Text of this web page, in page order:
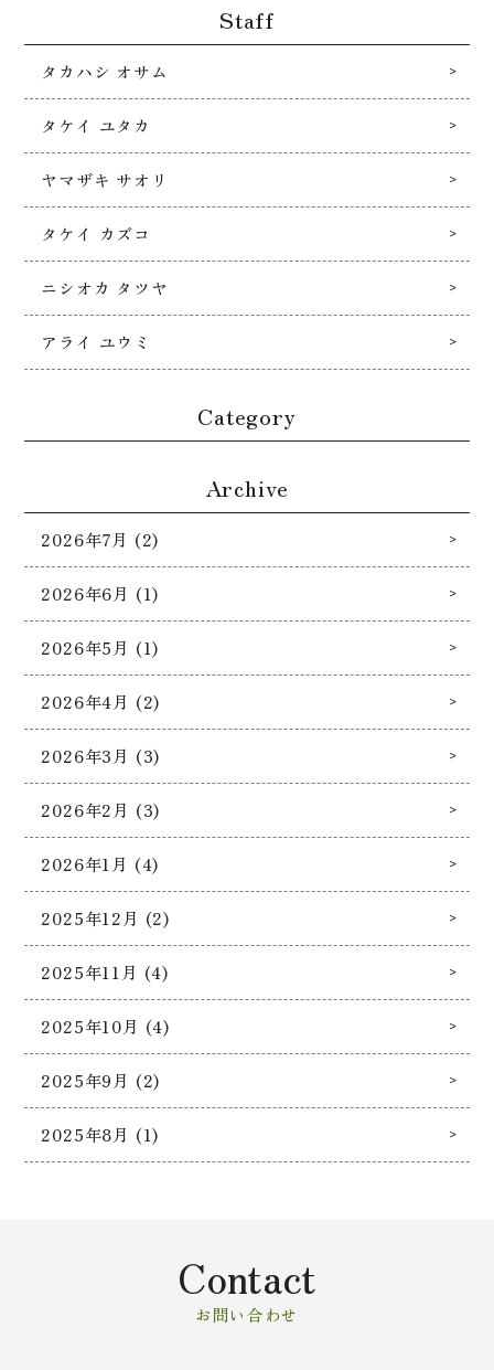
Staff
タカハシ オサム
タケイ ユタカ
ヤマザキ サオリ
タケイ カズコ
ニシオカ タツヤ
アライ ユウミ
Category
Archive
2026年7月 (2)
2026年6月 (1)
2026年5月 (1)
2026年4月 (2)
2026年3月 (3)
2026年2月 (3)
2026年1月 (4)
2025年12月 (2)
2025年11月 (4)
2025年10月 (4)
2025年9月 (2)
2025年8月 (1)
Contact
お問い合わせ